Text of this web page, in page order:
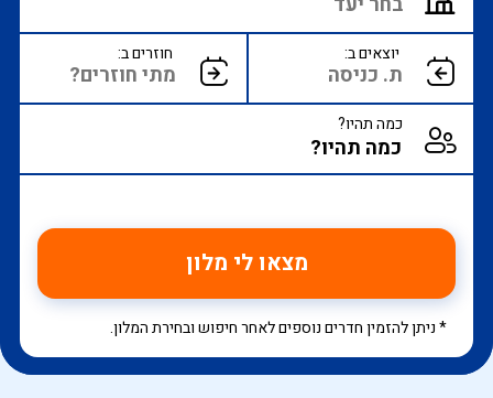
יוצאים ב: חוזרים ב:
כמה תהיו?
מצאו לי מלון
* ניתן להזמין חדרים נוספים לאחר חיפוש ובחירת המלון.